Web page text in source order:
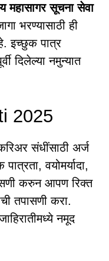
महासागर सूचना सेवा
भरण्यासाठी ही
इच्छुक पात्र
दिलेल्या नमुन्यात
2025
संधींसाठी अर्ज
वयोमर्यादा,
करुन आपण रिक्त
तपासणी करा.
नमूद